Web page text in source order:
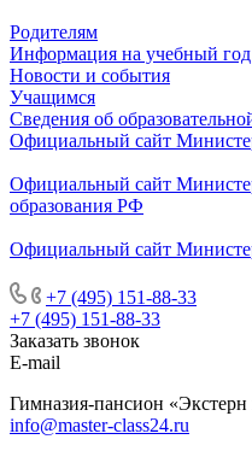
Родителям
Информация на учебный год
Новости и события
Учащимся
Сведения об
Официальный сайт
Официальный сайт
образования РФ
Официальный сайт
+7 (495) 151-88-33
+7 (495) 151-88-33
Заказать звонок
E-mail
Гимназия-пансион
info@master-class24.ru